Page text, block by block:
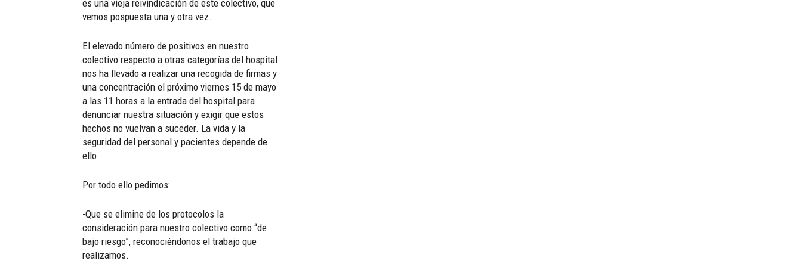
es una vieja reivindicación de este colectivo, que
vemos pospuesta una y otra vez.
El elevado número de positivos en nuestro
colectivo respecto a otras categorías del hospital
nos ha llevado a realizar una recogida de firmas y
una concentración el próximo viernes 15 de mayo
a las 11 horas a la entrada del hospital para
denunciar nuestra situación y exigir que estos
hechos no vuelvan a suceder. La vida y la
seguridad del personal y pacientes depende de
ello.
Por todo ello pedimos:
-Que se elimine de los protocolos la
consideración para nuestro colectivo como “de
bajo riesgo”, reconociéndonos el trabajo que
realizamos.